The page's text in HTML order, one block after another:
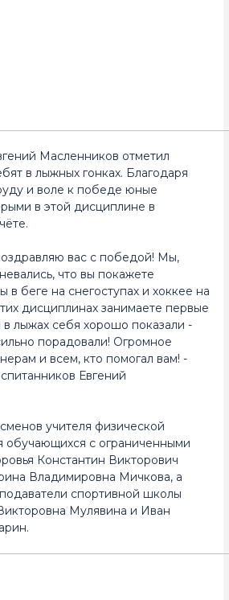
Масленников отметил
в лыжных гонках. Благодаря
и воле к победе юные
в этой дисциплине в
вас с победой! Мы,
что вы покажете
в беге на снегоступах и хоккее на
дисциплинах занимаете первые
в лыжах себя хорошо показали -
порадовали! Огромное
и всем, кто помогал вам! -
Евгений
учителя физической
обучающихся с ограниченными
Константин Викторович
Владимировна Мичкова, а
спортивной школы
Мулявина и Иван